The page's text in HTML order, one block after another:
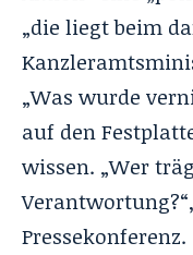
„die liegt beim
„Was wurde
auf den
wissen. „Wer
Pressekonferenz.